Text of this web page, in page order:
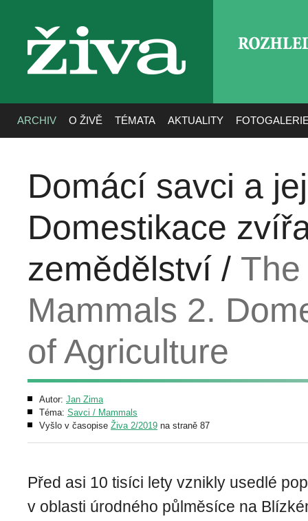
živa
ARCHIV O ŽIVĚ TÉMATA AKTUALITY
Domácí savci a
Domestikace
zemědělství /
Mammals 2.
of Agriculture
Autor: Jan Zima
Téma: Savci / Mammals
Vyšlo v časopise Živa 2/2019 na straně 87
Před asi 10 tisíci lety vznikly usedlé
v oblasti úrodného půlměsíce na